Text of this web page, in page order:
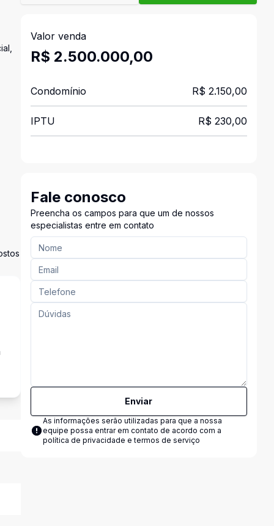
Valor venda
R$ 2.500.000,00
Condomínio R$ 2.150,00
IPTU R$ 230,00
Fale conosco
Preencha os campos para que um de nossos
especialistas entre em contato
Enviar
As informações serão utilizadas para que a nossa
equipe possa entrar em contato de acordo com a
política de privacidade e termos de serviço